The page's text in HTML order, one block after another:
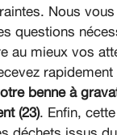
Nous
questions
au mieux vos
benne à
(23). Enfin,